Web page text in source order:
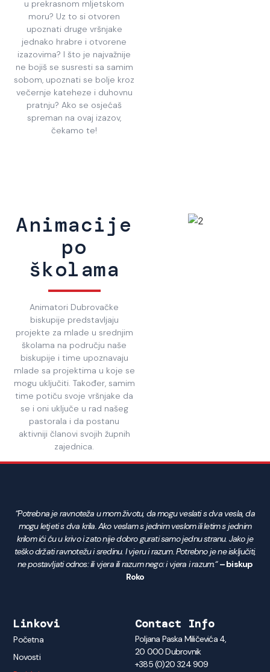
u prekrasnom mljetskom
moru? Uz to si otvoren
upoznati druge vršnjake
jednako hrabre i otvorene
izazovima? I što je najvažnije
ne bojiš se susresti sa samim
sobom, upoznati se bolje kroz
večernje kateheze i duhovnu
pratnju? Ako se osjećaš
spreman na ovaj izazov,
čekamo te!
Animacije
po
školama
Animatori Dubrovačke
biskupije predstavljaju
projekte za mlade u srednjim
školama na području naše
biskupije i time upoznavaju
mlade sa projektima u koje se
mogu uključiti. Također, samim
time potiču svoje vršnjake da
se i oni uključe u rad našeg
pastorala i da postanu
aktivniji članovi svojih župnih
zajednica.
“Potrebna je ravnoteža u mom životu, da mogu veslati s dva vesla, da
mogu letjeti s dva krila. Ako veslam s jednim veslom ili letim s jednim
krilom ići ću u krivo i zato nije dobro gurati samo jednu stranu. Jako je
teško držati ravnotežu i sredinu. I vjeru i razum. Potrebno je ne isključiti,
ne postavljati odnos: ili vjera ili razum nego: i vjera i razum.“ – biskup
Roko
Linkovi
Početna
Novosti
Contact Info
Poljana Paska Miličevića 4,
20 000 Dubrovnik
+385 (0)20 324 909